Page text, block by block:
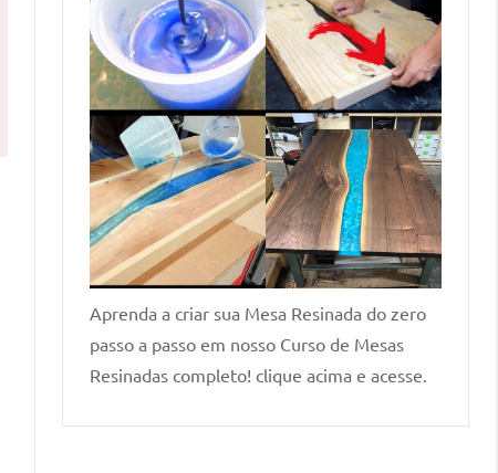
Aprenda a criar sua Mesa Resinada do zero
passo a passo em nosso Curso de Mesas
Resinadas completo! clique acima e acesse.